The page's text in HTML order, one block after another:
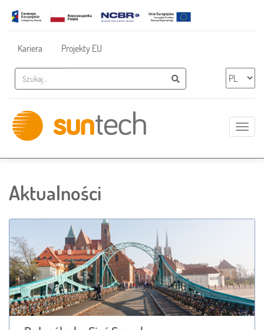
Nawigacja dodatkowa
Kariera Projekty EU
Szukaj Szukaj
Pokaż
Aktualności